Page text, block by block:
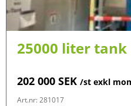
25000 liter
202 000 SEK /st exkl
Art.nr: 281017